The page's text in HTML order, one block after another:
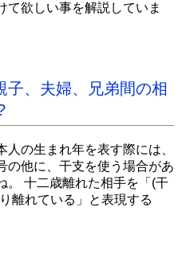
て欲しい事を解説していま
子、夫婦、兄弟間の相
人の生まれ年を表す際には、
の他に、干支を使う場合があ
。 十二歳離れた相手を「(干
離れている」と表現する